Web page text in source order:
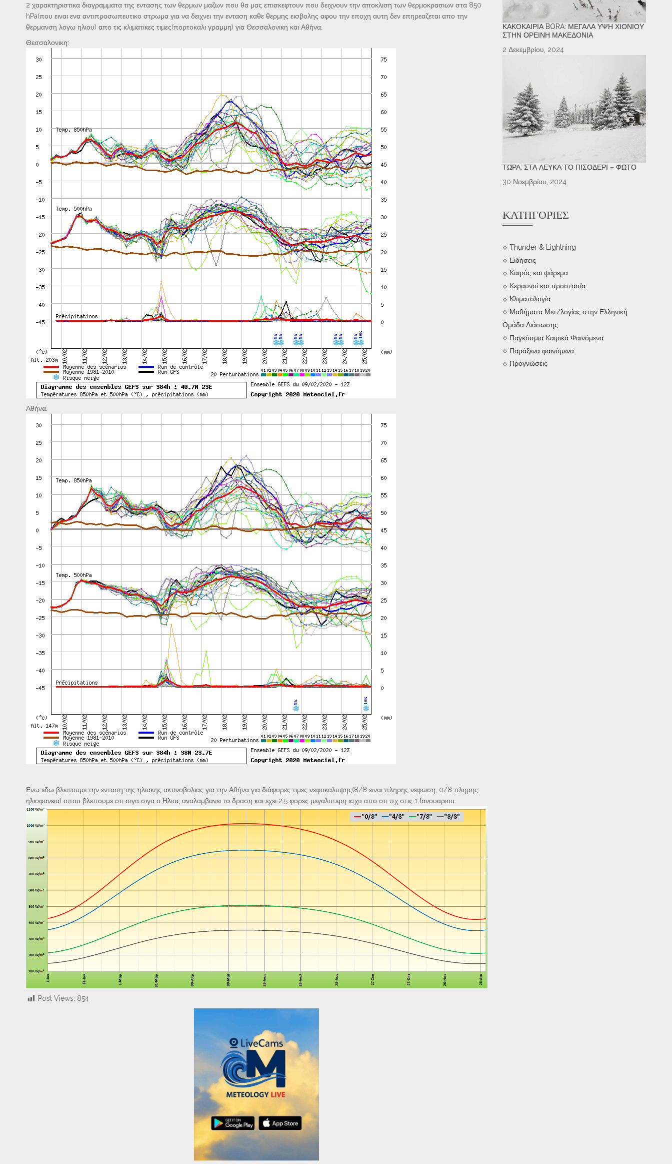
2 χαρακτηριστικα διαγραμματα της εντασης των θερμων μαζων που θα μας επισκεφτουν που δειχνουν την αποκλιση των θερμοκρασιων στα 850
hPa(που ειναι ενα αντιπροσωπευτικο στρωμα για να δειχνει την ενταση καθε θερμης εισβολης αφου την εποχη αυτη δεν επηρεαζεται απο την
θερμανση λογω ηλιου) απο τις κλιματικες τιμες(πορτοκαλι γραμμη) για Θεσσαλονικη και Αθήνα.
Θεσσαλονικη:
Αθήνα:
Ενω εδω βλεπουμε την ενταση της ηλιακης ακτινοβολιας για την Αθήνα για διάφορες τιμες νεφοκαλυψης(8/8 ειναι πληρης νεφωση, 0/8 πληρης
ηλιοφανεια) οπου βλεπουμε οτι σιγα σιγα ο Ηλιος αναλαμβανει το δραση και εχει 2.5 φορες μεγαλυτερη ισχυ απο οτι πχ στις 1 Ιανουαριου.
Post Views: 854
ΚΑΚΟΚΑΙΡΊΑ BORA: ΜΕΓΆΛΑ ΎΨΗ ΧΙΟΝΙΟΎ
ΣΤΗΝ ΟΡΕΙΝΉ ΜΑΚΕΔΟΝΊΑ
2 Δεκεμβρίου, 2024
ΤΏΡΑ: ΣΤΑ ΛΕΥΚΆ ΤΟ ΠΙΣΟΔΈΡΙ – ΦΩΤΌ
30 Νοεμβρίου, 2024
ΚΑΤΗΓΟΡΊΕΣ
Thunder & Lightning
Ειδήσεις
Καιρός και ψάρεμα
Κεραυνοί και προστασία
Κλιματολογία
Μαθήματα Μετ/λογίας στην Ελληνική
Ομάδα Διάσωσης
Παγκόσμια Καιρικά Φαινόμενα
Παράξενα φαινόμενα
Προγνώσεις